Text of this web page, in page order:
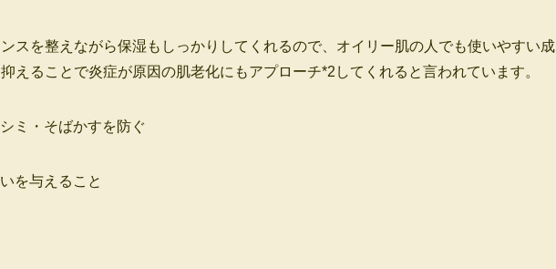
スを整えながら保湿もしっかりしてくれるので、オイリー肌の人でも使いやすい成
えることで炎症が原因の肌老化にもアプローチ*2してくれると言われています。
ミ・そばかすを防ぐ
を与えること